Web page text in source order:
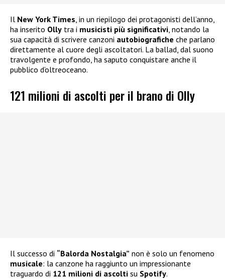
Il New York Times, in un riepilogo dei protagonisti dell’anno,
ha inserito Olly tra i musicisti più significativi, notando la
sua capacità di scrivere canzoni autobiografiche che parlano
direttamente al cuore degli ascoltatori. La ballad, dal suono
travolgente e profondo, ha saputo conquistare anche il
pubblico d’oltreoceano.
121 milioni di ascolti per il brano di Olly
Il successo di “Balorda Nostalgia” non è solo un fenomeno
musicale: la canzone ha raggiunto un impressionante
traguardo di 121 milioni di ascolti su Spotify.